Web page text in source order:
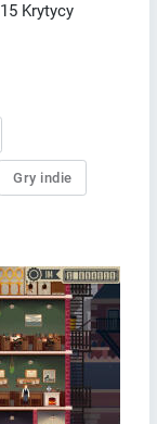
15 Krytycy
Gry indie